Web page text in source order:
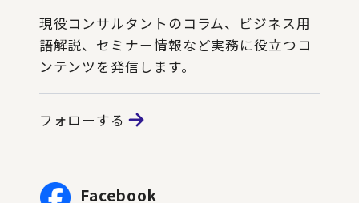
現役コンサルタントのコラム、ビジネス用
語解説、セミナー情報など実務に役立つコ
ンテンツを発信します。
フォローする
Facebook